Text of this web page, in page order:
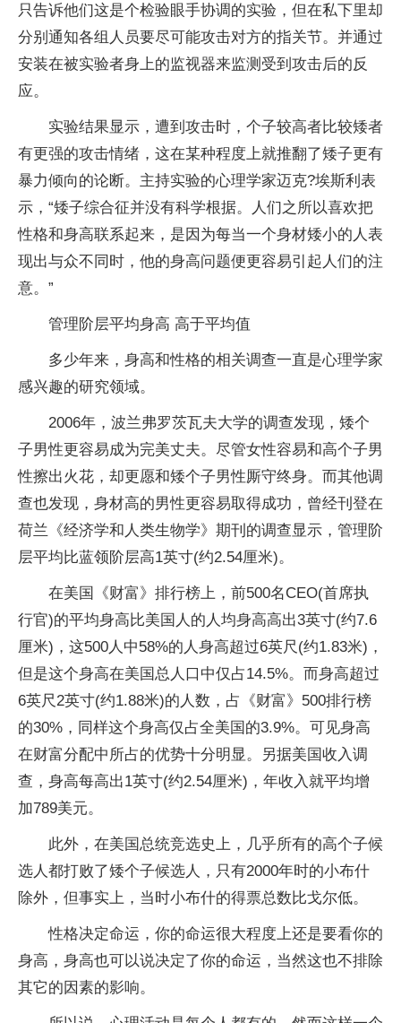
只告诉他们这是个检验眼手协调的实验，但在私下里却
分别通知各组人员要尽可能攻击对方的指关节。并通过
安装在被实验者身上的监视器来监测受到攻击后的反
应。
实验结果显示，遭到攻击时，个子较高者比较矮者
有更强的攻击情绪，这在某种程度上就推翻了矮子更有
暴力倾向的论断。主持实验的心理学家迈克?埃斯利表
示，“矮子综合征并没有科学根据。人们之所以喜欢把
性格和身高联系起来，是因为每当一个身材矮小的人表
现出与众不同时，他的身高问题便更容易引起人们的注
意。”
管理阶层平均身高 高于平均值
多少年来，身高和性格的相关调查一直是心理学家
感兴趣的研究领域。
2006年，波兰弗罗茨瓦夫大学的调查发现，矮个
子男性更容易成为完美丈夫。尽管女性容易和高个子男
性擦出火花，却更愿和矮个子男性厮守终身。而其他调
查也发现，身材高的男性更容易取得成功，曾经刊登在
荷兰《经济学和人类生物学》期刊的调查显示，管理阶
层平均比蓝领阶层高1英寸(约2.54厘米)。
在美国《财富》排行榜上，前500名CEO(首席执
行官)的平均身高比美国人的人均身高高出3英寸(约7.6
厘米)，这500人中58%的人身高超过6英尺(约1.83米)，
但是这个身高在美国总人口中仅占14.5%。而身高超过
6英尺2英寸(约1.88米)的人数，占《财富》500排行榜
的30%，同样这个身高仅占全美国的3.9%。可见身高
在财富分配中所占的优势十分明显。另据美国收入调
查，身高每高出1英寸(约2.54厘米)，年收入就平均增
加789美元。
此外，在美国总统竞选史上，几乎所有的高个子候
选人都打败了矮个子候选人，只有2000年时的小布什
除外，但事实上，当时小布什的得票总数比戈尔低。
性格决定命运，你的命运很大程度上还是要看你的
身高，身高也可以说决定了你的命运，当然这也不排除
其它的因素的影响。